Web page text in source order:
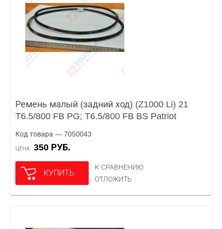
Ремень малый (задний ход) (Z1000 Li) 21
T6.5/800 FB PG; T6.5/800 FB BS Patriot
Код товара — 7050043
ЦЕНА 350 РУБ.
КУПИТЬ
К СРАВНЕНИЮ
ОТЛОЖИТЬ